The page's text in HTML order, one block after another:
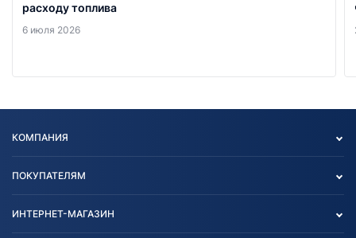
расходу топлива
6 июля 2026
КОМПАНИЯ
ПОКУПАТЕЛЯМ
ИНТЕРНЕТ-МАГАЗИН